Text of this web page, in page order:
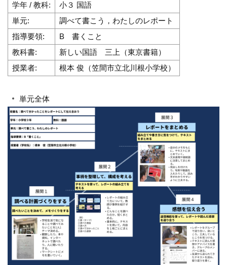
学年 / 教科:
小３ 国語
単元:
調べて書こう，わたしのレポート
指導要領:
B 書くこと
教科書:
新しい国語 三上（東京書籍）
授業者:
根本 俊（笠間市立北川根小学校）
単元全体